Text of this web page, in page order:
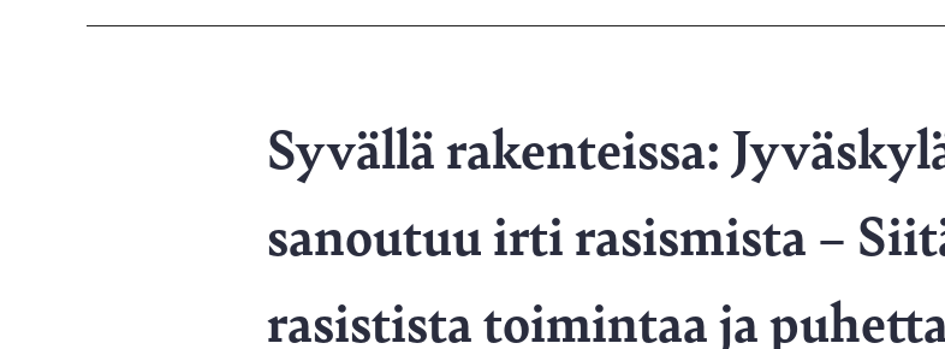
Syvällä rakenteissa:
sanoutuu irti rasismista –
rasistista toimintaa ja